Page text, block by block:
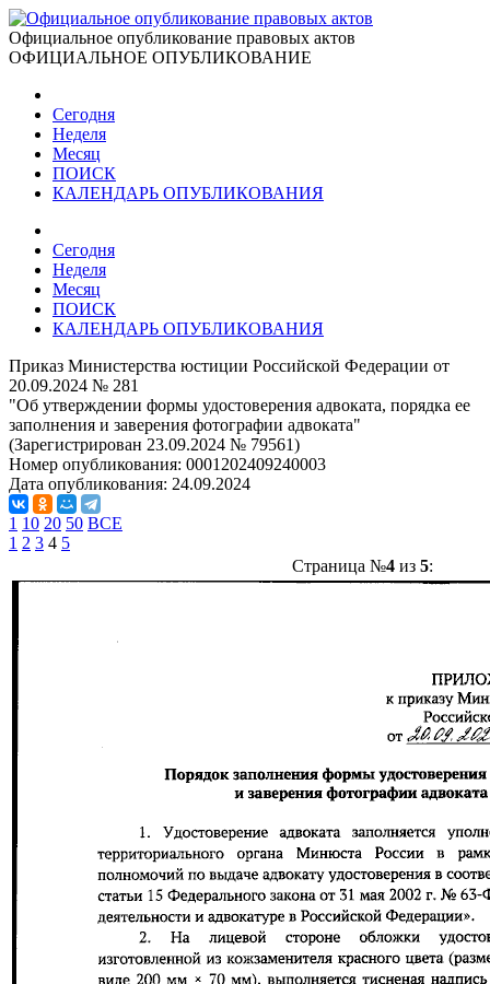
Официальное опубликование правовых актов
ОФИЦИАЛЬНОЕ ОПУБЛИКОВАНИЕ
Сегодня
Неделя
Месяц
ПОИСК
КАЛЕНДАРЬ ОПУБЛИКОВАНИЯ
Сегодня
Неделя
Месяц
ПОИСК
КАЛЕНДАРЬ ОПУБЛИКОВАНИЯ
Приказ Министерства юстиции Российской Федерации от
20.09.2024 № 281
"Об утверждении формы удостоверения адвоката, порядка ее
заполнения и заверения фотографии адвоката"
(Зарегистрирован 23.09.2024 № 79561)
Номер опубликования: 0001202409240003
Дата опубликования: 24.09.2024
1 10 20 50 ВСЕ
1 2 3 4 5
Страница №4из 5: